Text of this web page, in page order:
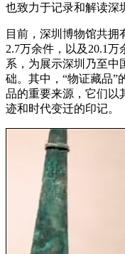
也致力于记录和解读深
目前，深圳博物馆共拥
2.7万余件，以及20.1
系，为展示深圳乃至中
础。其中，“物证藏品”
品的重要来源，它们以
迹和时代变迁的印记。